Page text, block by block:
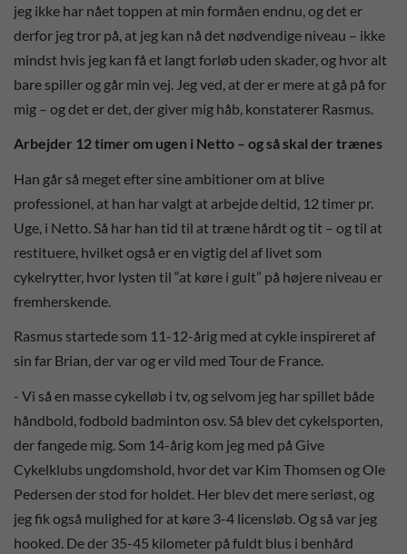
jeg ikke har nået toppen at min formåen endnu, og det er
derfor jeg tror på, at jeg kan nå det nødvendige niveau – ikke
mindst hvis jeg kan få et langt forløb uden skader, og hvor alt
bare spiller og går min vej. Jeg ved, at der er mere at gå på for
mig – og det er det, der giver mig håb, konstaterer Rasmus.
Arbejder 12 timer om ugen i Netto – og så skal der trænes
Han går så meget efter sine ambitioner om at blive
professionel, at han har valgt at arbejde deltid, 12 timer pr.
Uge, i Netto. Så har han tid til at træne hårdt og tit – og til at
restituere, hvilket også er en vigtig del af livet som
cykelrytter, hvor lysten til “at køre i gult” på højere niveau er
fremherskende.
Rasmus startede som 11-12-årig med at cykle inspireret af
sin far Brian, der var og er vild med Tour de France.
- Vi så en masse cykelløb i tv, og selvom jeg har spillet både
håndbold, fodbold badminton osv. Så blev det cykelsporten,
der fangede mig. Som 14-årig kom jeg med på Give
Cykelklubs ungdomshold, hvor det var Kim Thomsen og Ole
Pedersen der stod for holdet. Her blev det mere seriøst, og
jeg fik også mulighed for at køre 3-4 licensløb. Og så var jeg
hooked. De der 35-45 kilometer på fuldt blus i benhård